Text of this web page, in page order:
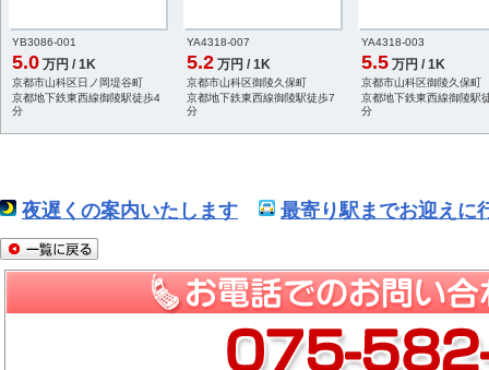
YB3086-001
5.0 万円 / 1K
京都市山科区日ノ岡堤谷町
京都地下鉄東西線御陵駅徒歩4
分
YA4318-007
5.2 万円 / 1K
京都市山科区御陵久保町
京都地下鉄東西線御陵駅徒歩7
分
YA4318-003
5.5 万円 / 1K
京都市山科区御陵久保町
京都地下鉄東西線御陵駅
分
夜遅くの案内いたします 最寄り駅までお迎えに